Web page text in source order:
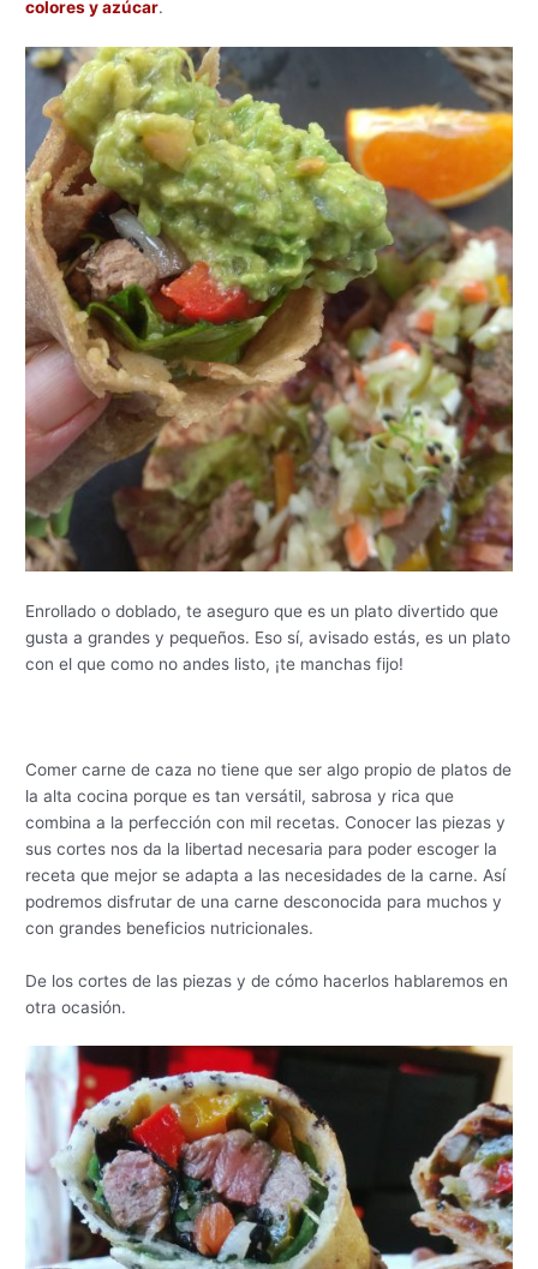
colores y azúcar.
Enrollado o doblado, te aseguro que es un plato divertido que
gusta a grandes y pequeños. Eso sí, avisado estás, es un plato
con el que como no andes listo, ¡te manchas fijo!
Comer carne de caza no tiene que ser algo propio de platos de
la alta cocina porque es tan versátil, sabrosa y rica que
combina a la perfección con mil recetas. Conocer las piezas y
sus cortes nos da la libertad necesaria para poder escoger la
receta que mejor se adapta a las necesidades de la carne. Así
podremos disfrutar de una carne desconocida para muchos y
con grandes beneficios nutricionales.
De los cortes de las piezas y de cómo hacerlos hablaremos en
otra ocasión.